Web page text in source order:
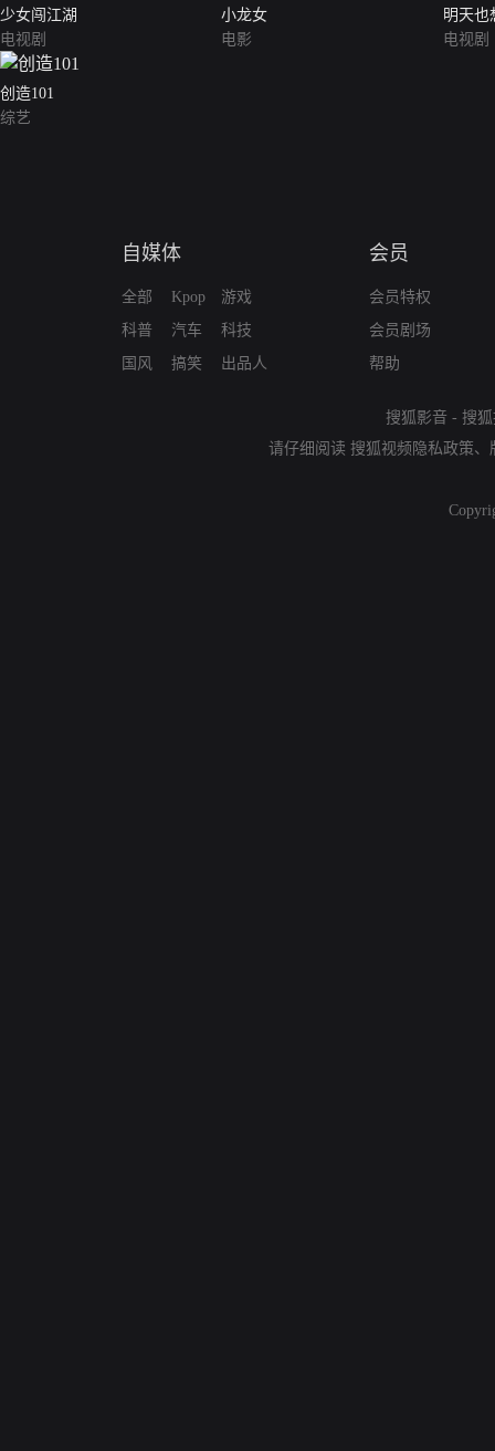
少女闯江湖
电视剧
小龙女
电影
明天也
电视剧
创造101
综艺
自媒体
全部
科普
国风
Kpop
汽车
搞笑
游戏
科技
出品人
会员
会员特权
会员剧场
帮助
搜狐影音 - 搜
请仔细阅读 搜狐视频隐私政策、